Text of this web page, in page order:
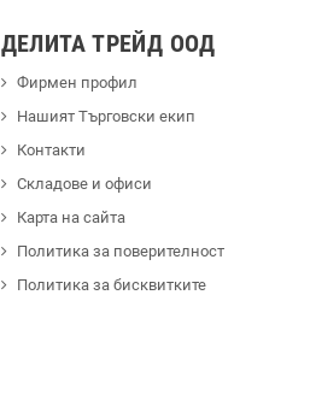
ДЕЛИТА ТРЕЙД ООД
Фирмен профил
Hашият Търговски екип
Контакти
Cкладове и офиси
Карта на сайта
Политика за поверителност
Политика за бисквитките